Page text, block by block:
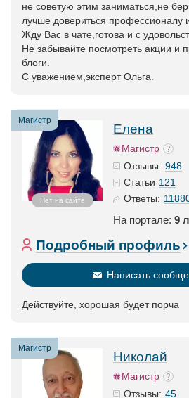
не советую этим заниматься,не
лучше довериться профессионалу
Жду Вас в чате,готова и с
Не забывайте посмотреть акции и
блоги.
С уважением,эксперт Ольга.
Магистр
Нет на сайте
Елена
Магистр
Отзывы: 948
Статьи 121
Ответы:
На портале: 9
Подробный профиль
Написать
Действуйте, хорошая будет порча
Магистр
Николай
Магистр
Отзывы: 45